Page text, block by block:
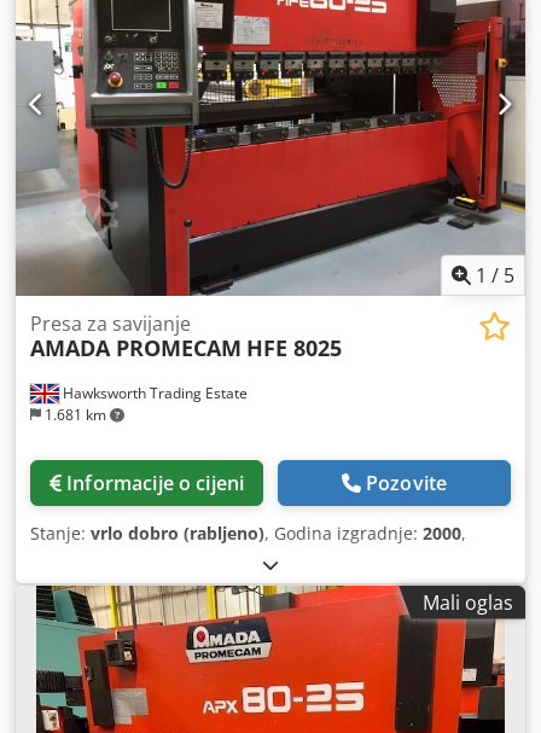
1 / 5
Hawksworth Trading Estate
1.681 km
Presa za savijanje
AMADA PROMECAM HFE 8025
Informacije o cijeni Pozovite
Stanje: vrlo dobro (rabljeno), Godina izgradnje: 2000,
Mali oglas